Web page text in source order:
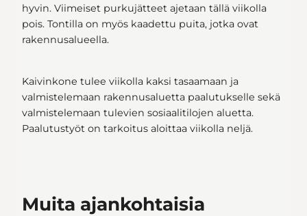
hyvin. Viimeiset purkujätteet ajetaan tällä viikolla
pois. Tontilla on myös kaadettu puita, jotka ovat
rakennusalueella.
Kaivinkone tulee viikolla kaksi tasaamaan ja
valmistelemaan rakennusaluetta paalutukselle sekä
valmistelemaan tulevien sosiaalitilojen aluetta.
Paalutustyöt on tarkoitus aloittaa viikolla neljä.
Muita ajankohtaisia